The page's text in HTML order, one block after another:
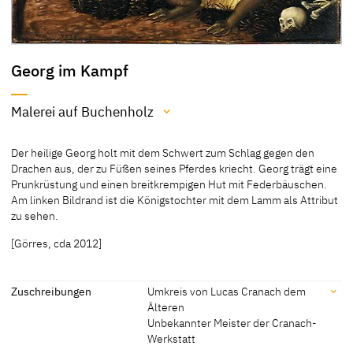
Georg im Kampf
Malerei auf Buchenholz
Malerei auf Buchenholz
[Cat. Hannover 1992, 68]
Der heilige Georg holt mit dem Schwert zum Schlag gegen den
Drachen aus, der zu Füßen seines Pferdes kriecht. Georg trägt eine
Prunkrüstung und einen breitkrempigen Hut mit Federbäuschen.
Am linken Bildrand ist die Königstochter mit dem Lamm als Attribut
zu sehen.
[Görres, cda 2012]
Zuschreibungen
Umkreis von Lucas Cranach dem
Älteren
Unbekannter Meister der Cranach-
Werkstatt